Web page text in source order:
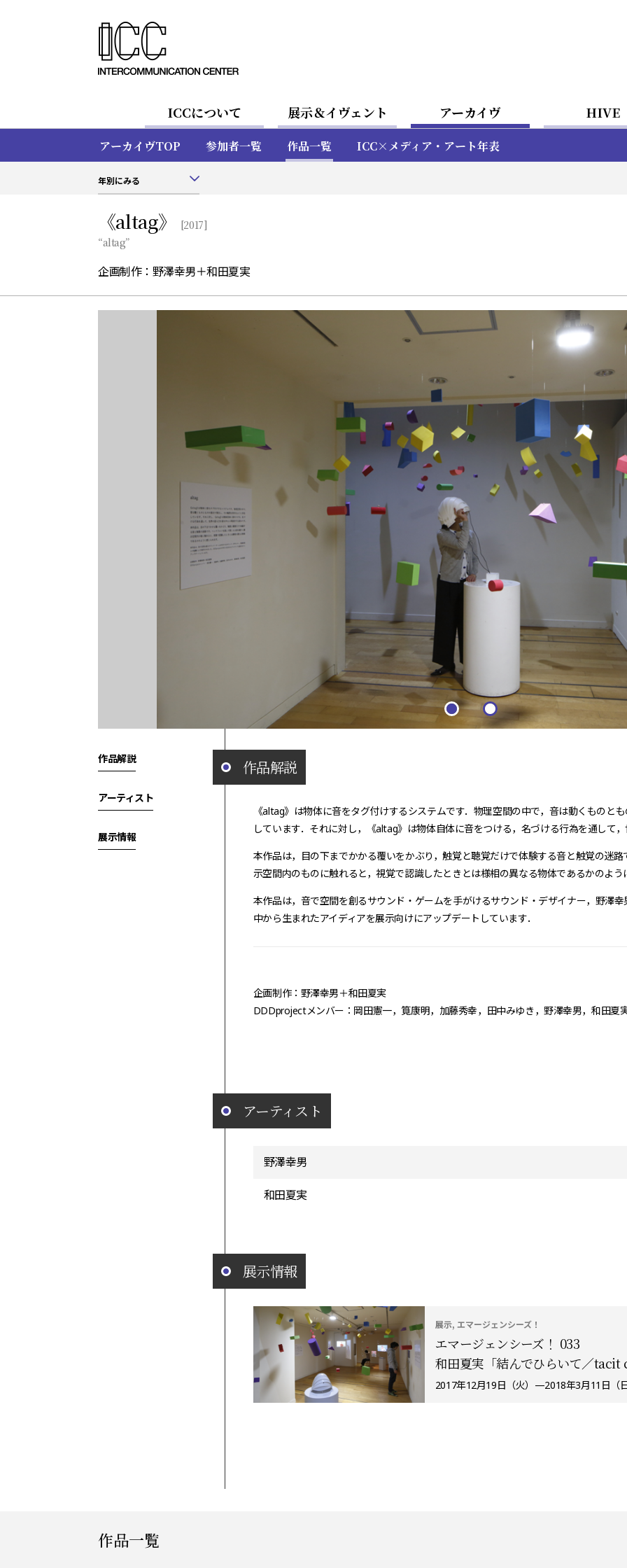
ICCについて 展示＆イヴェント アーカイヴ HIVE
アーカイヴTOP 参加者一覧 作品一覧 ICC×メディア・アート年表
年別にみる
《altag》
[2017]
“altag”
企画制作：野澤幸男＋和田夏実
作品解説
アーティスト
展示情報
作品解説
《altag》は物体に音をタグ付けするシステムです．物理空間の中で，音は動くものと
しています．それに対し，《altag》は物体自体に音をつける，名づける行為を通して
本作品は，目の下までかかる覆いをかぶり，触覚と聴覚だけで体験する音と触覚の迷
示空間内のものに触れると，視覚で認識したときとは様相の異なる物体であるかのよう
本作品は，音で空間を創るサウンド・ゲームを手がけるサウンド・デザイナー，野澤
中から生まれたアイディアを展示向けにアップデートしています．
企画制作：野澤幸男＋和田夏実
DDDprojectメンバー：岡田憲一，筧康明，加藤秀幸，田中みゆき，野澤幸男，和田夏
アーティスト
野澤幸男
和田夏実
展示情報
展示, エマージェンシーズ！
エマージェンシーズ！ 033
和田夏実「結んでひらいて／tacit
2017年12月19日（火）—2018年3月11日（
作品一覧